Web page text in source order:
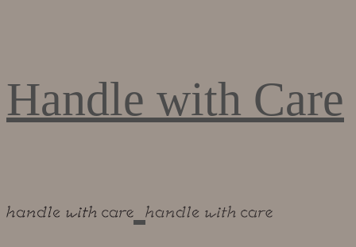
Handle with Care